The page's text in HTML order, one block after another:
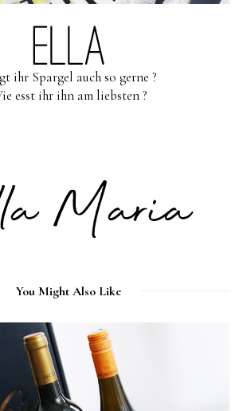
ihr Spargel auch so gerne ?
esst ihr ihn am liebsten ?
You Might Also Like